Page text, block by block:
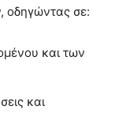
οδηγώντας σε:
και των
και